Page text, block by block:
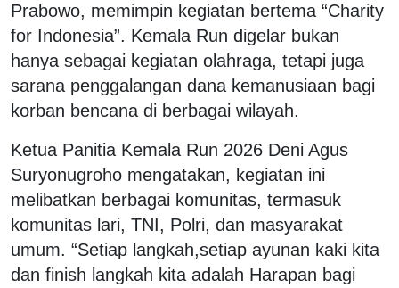
Prabowo, memimpin kegiatan bertema “Charity
for Indonesia”. Kemala Run digelar bukan
hanya sebagai kegiatan olahraga, tetapi juga
sarana penggalangan dana kemanusiaan bagi
korban bencana di berbagai wilayah.
Ketua Panitia Kemala Run 2026 Deni Agus
Suryonugroho mengatakan, kegiatan ini
melibatkan berbagai komunitas, termasuk
komunitas lari, TNI, Polri, dan masyarakat
umum. “Setiap langkah,setiap ayunan kaki kita
dan finish langkah kita adalah Harapan bagi